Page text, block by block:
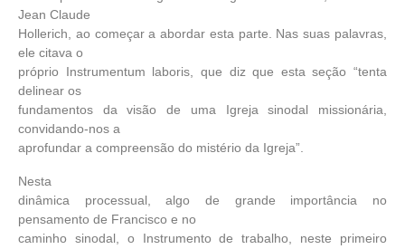
Jean Claude
Hollerich, ao começar a abordar esta parte. Nas suas palavras,
ele citava o
próprio Instrumentum laboris, que diz que esta seção “tenta
delinear os
fundamentos da visão de uma Igreja sinodal missionária,
convidando-nos a
aprofundar a compreensão do mistério da Igreja”.
Nesta
dinâmica processual, algo de grande importância no
pensamento de Francisco e no
caminho sinodal, o Instrumento de trabalho, neste primeiro